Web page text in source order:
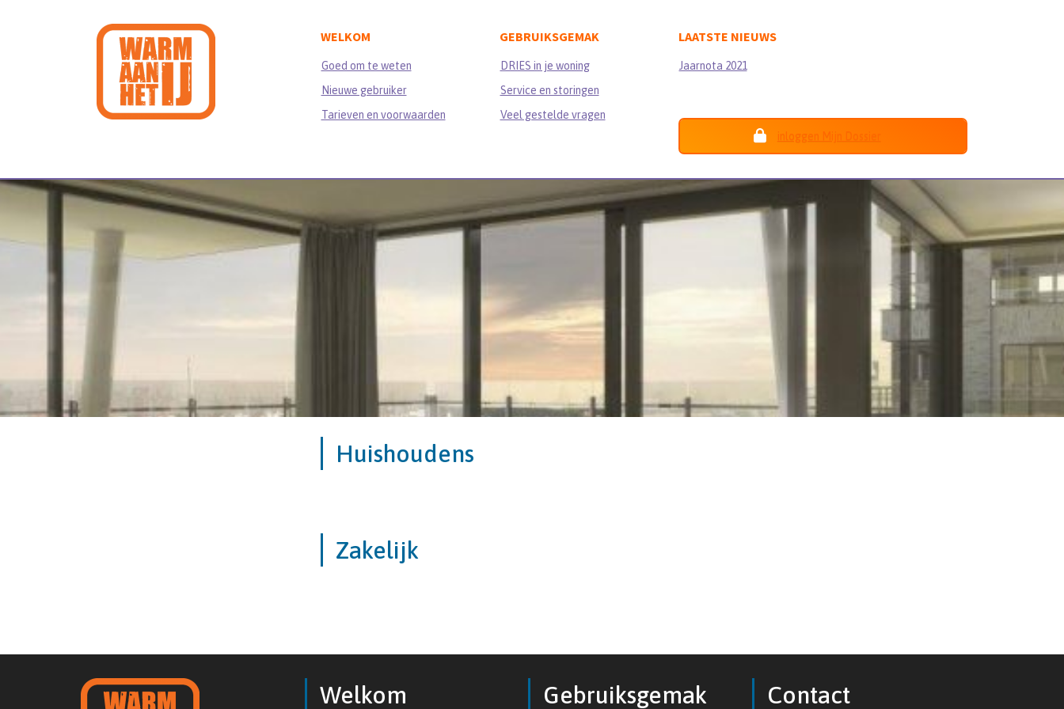
WELKOM
Goed om te weten
Nieuwe gebruiker
Tarieven en voorwaarden
GEBRUIKSGEMAK
DRIES in je woning
Service en storingen
Veel gestelde vragen
LAATSTE NIEUWS
Jaarnota 2021
inloggen Mijn Dossier
Tarieven en voorwaarden 2018
Nieuwe gebruiker
Gebruikershandleiding
Calamiteiten en service
Huishoudens
Zakelijk
Welkom Gebruiksgemak Contact